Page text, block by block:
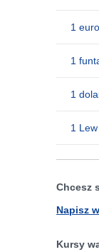
1
1
1
1
Chcesz
Napisz
Kursy